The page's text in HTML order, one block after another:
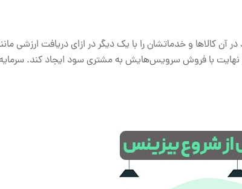
کالاها و خدماتشان را با یک دیگر در ازای دریافت ارزشی
نهایت با فروش سرویس‌هایش به مشتری سود ایجاد کند.